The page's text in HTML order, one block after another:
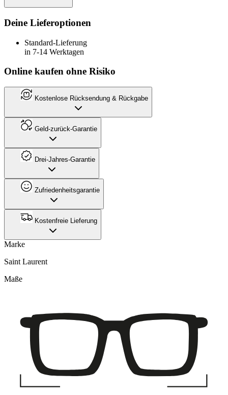
Deine Lieferoptionen
Standard-Lieferung
in 7-14 Werktagen
Online kaufen ohne Risiko
Kostenlose Rücksendung & Rückgabe
Geld-zurück-Garantie
Drei-Jahres-Garantie
Zufriedenheitsgarantie
Kostenfreie Lieferung
Marke
Saint Laurent
Maße